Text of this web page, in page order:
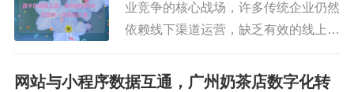
业竞争的核心战场，许多传统企业仍然
依赖线下渠道运营，缺乏有效的线上布
局，导致市场竞争力逐渐下降，面对电
子商务的崛起和消费者行为的转变，传
网站与小程序数据互通，广州奶茶店数字化转